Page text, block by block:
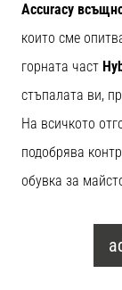
Accuracy
които сме
горната част
стъпалата ви,
На всичкото
подобрява
обувка за